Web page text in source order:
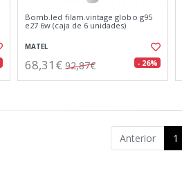
Bomb.led filam.vintage globo g95
e27 6w (caja de 6 unidades)
MATEL
68,31€ 92,87€ - 26%
Anterior 1